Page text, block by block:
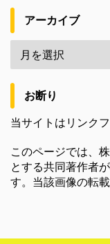
アーカイブ
お断り
当サイトはリンクフ
このページでは、
とする共同著作者
す。当該画像の転